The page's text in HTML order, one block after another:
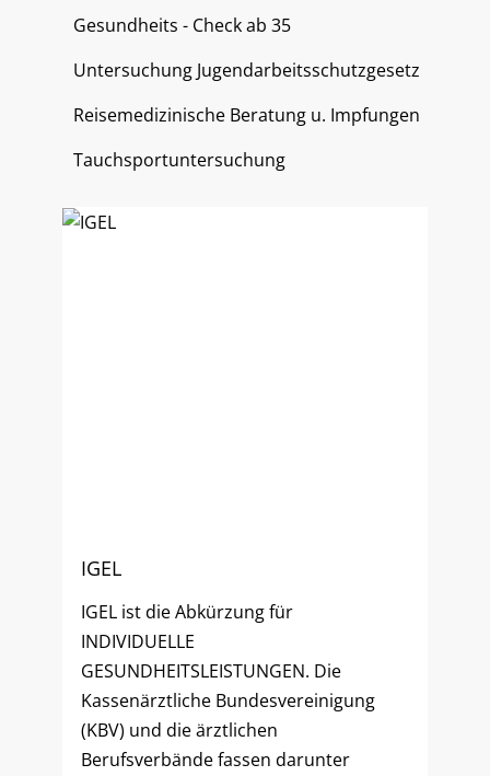
Gesundheits - Check ab 35
Untersuchung Jugendarbeitsschutzgesetz
Reisemedizinische Beratung u. Impfungen
Tauchsportuntersuchung
IGEL
IGEL ist die Abkürzung für
INDIVIDUELLE
GESUNDHEITSLEISTUNGEN. Die
Kassenärztliche Bundesvereinigung
(KBV) und die ärztlichen
Berufsverbände fassen darunter